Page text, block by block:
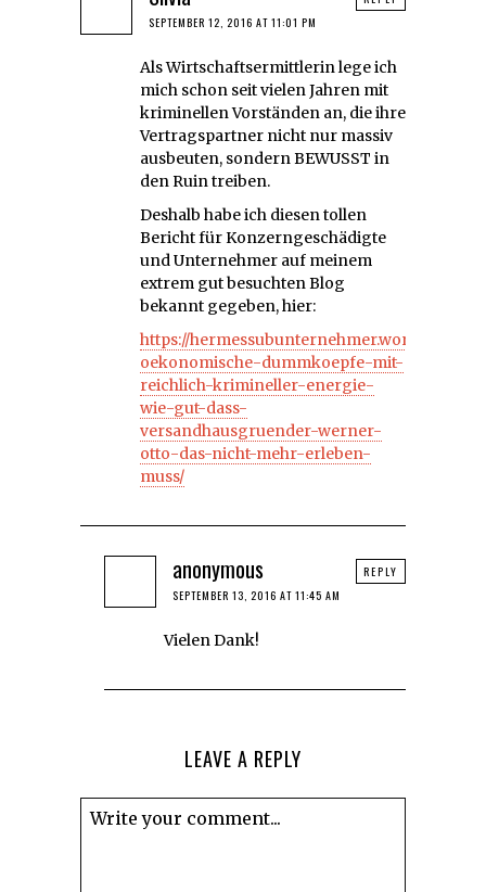
SEPTEMBER 12, 2016 AT 11:01 PM
Als Wirtschaftsermittlerin lege ich
mich schon seit vielen Jahren mit
kriminellen Vorständen an, die ihre
Vertragspartner nicht nur massiv
ausbeuten, sondern BEWUSST in
den Ruin treiben.
Deshalb habe ich diesen tollen
Bericht für Konzerngeschädigte
und Unternehmer auf meinem
extrem gut besuchten Blog
bekannt gegeben, hier:
https://
oekonomische-dummkoepfe-mit-
reichlich-krimineller-energie-
wie-gut-dass-
versandhausgruender-werner-
otto-das-nicht-mehr-erleben-
muss/
anonymous
SEPTEMBER 13, 2016 AT 11:45 AM
Vielen Dank!
REPLY
LEAVE A REPLY